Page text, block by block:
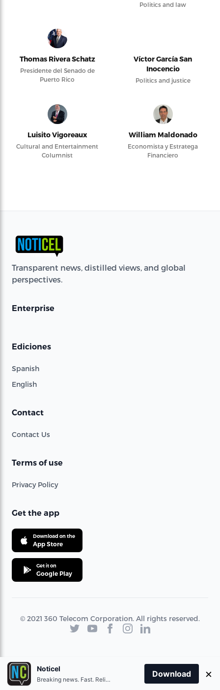
Politics and law
Thomas Rivera Schatz
Presidente del Senado de
Puerto Rico
Víctor García San
Inocencio
Politics and justice
Luisito Vigoreaux
Cultural and Entertainment
Columnist
William Maldonado
Economista y Estratega
Financiero
Transparent news, distilled views, and global
perspectives.
Enterprise
Ediciones
Spanish
English
Contact
Contact Us
Terms of use
Privacy Policy
Get the app
Download on the
App Store
Get it on
Google Play
© 2021 360 Telecom Corporation. All rights reserved.
Noticel
Breaking news. Fast. Reliable.
Download ×